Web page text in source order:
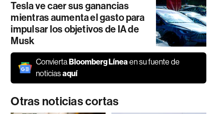
Tesla ve caer sus ganancias
mientras aumenta el gasto para
impulsar los objetivos de IA de
Musk
ConviertaBloomberg Línea en su fuente de
noticiasaquí
Otras noticias cortas